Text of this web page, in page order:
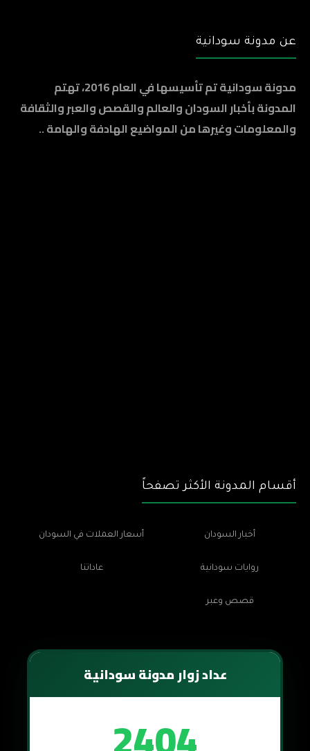
عن مدونة سودانية
مدونة سودانية تم تأسيسها في العام 2016، تهتم
المدونة بأخبار السودان والعالم والقصص والعبر والثقافة
والمعلومات وغيرها من المواضيع الهادفة والهامة ..
أقسام المدونة الأكثر تصفحاً
أخبار السودان أسعار العملات في السودان
روايات سودانية عاداتنا
قصص وعبر
عداد زوار مدونة سودانية